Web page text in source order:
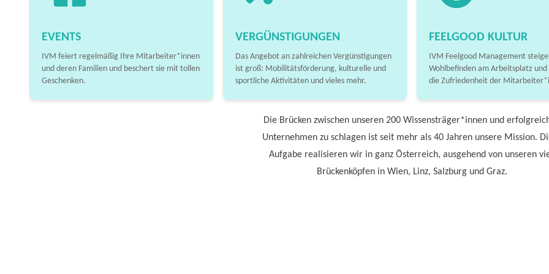
EVENTS
IVM feiert regelmäßig Ihre Mitarbeiter*innen
und deren Familien und beschert sie mit tollen
Geschenken.
VERGÜNSTIGUNGEN
Das Angebot an zahlreichen Vergünstigungen
ist groß: Mobilitätsförderung, kulturelle und
sportliche Aktivitäten und vieles mehr.
FEELGOOD KULTUR
IVM Feelgood Management
Wohlbefinden am Arbeitsplatz und
die Zufriedenheit der
Die Brücken zwischen unseren 200 Wissensträger*innen und
Unternehmen zu schlagen ist seit mehr als 40 Jahren unsere Mission.
Aufgabe realisieren wir in ganz Österreich, ausgehend von unseren
Brückenköpfen in Wien, Linz, Salzburg und Graz.